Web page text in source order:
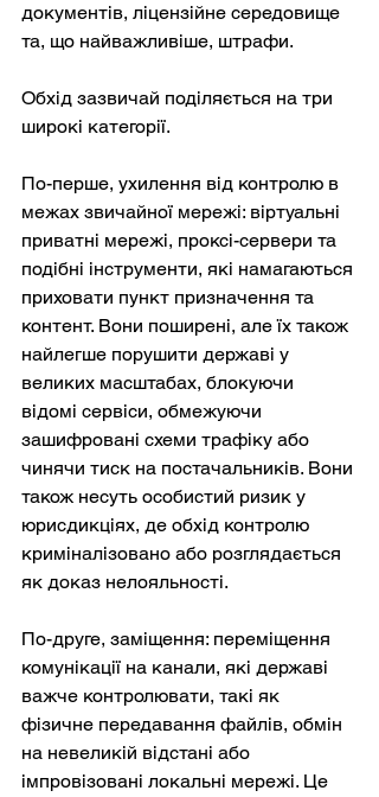
документів, ліцензійне середовище
та, що найважливіше, штрафи.
Обхід зазвичай поділяється на три
широкі категорії.
По-перше, ухилення від контролю в
межах звичайної мережі: віртуальні
приватні мережі, проксі-сервери та
подібні інструменти, які намагаються
приховати пункт призначення та
контент. Вони поширені, але їх також
найлегше порушити державі у
великих масштабах, блокуючи
відомі сервіси, обмежуючи
зашифровані схеми трафіку або
чинячи тиск на постачальників. Вони
також несуть особистий ризик у
юрисдикціях, де обхід контролю
криміналізовано або розглядається
як доказ нелояльності.
По-друге, заміщення: переміщення
комунікації на канали, які державі
важче контролювати, такі як
фізичне передавання файлів, обмін
на невеликій відстані або
імпровізовані локальні мережі. Це